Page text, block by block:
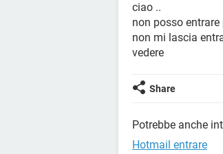
ciao ..
non posso
non mi lascia
vedere
Share
Potrebbe anche
Hotmail entrare